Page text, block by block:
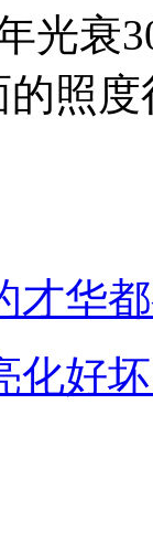
光衰
照
才华
化好